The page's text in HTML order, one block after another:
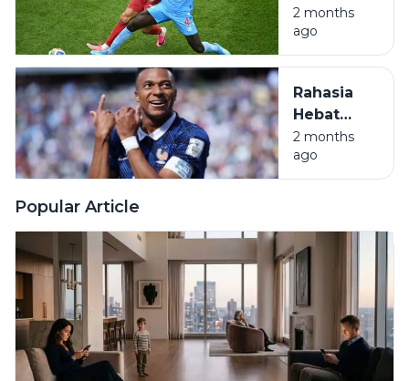
Saat
Konser
Reuni Tak
Bayangan
2 months
ago
Rahasia
Hebat
Mbappe
Saat
Prancis
PD 2026
2 months
ago
Popular Article